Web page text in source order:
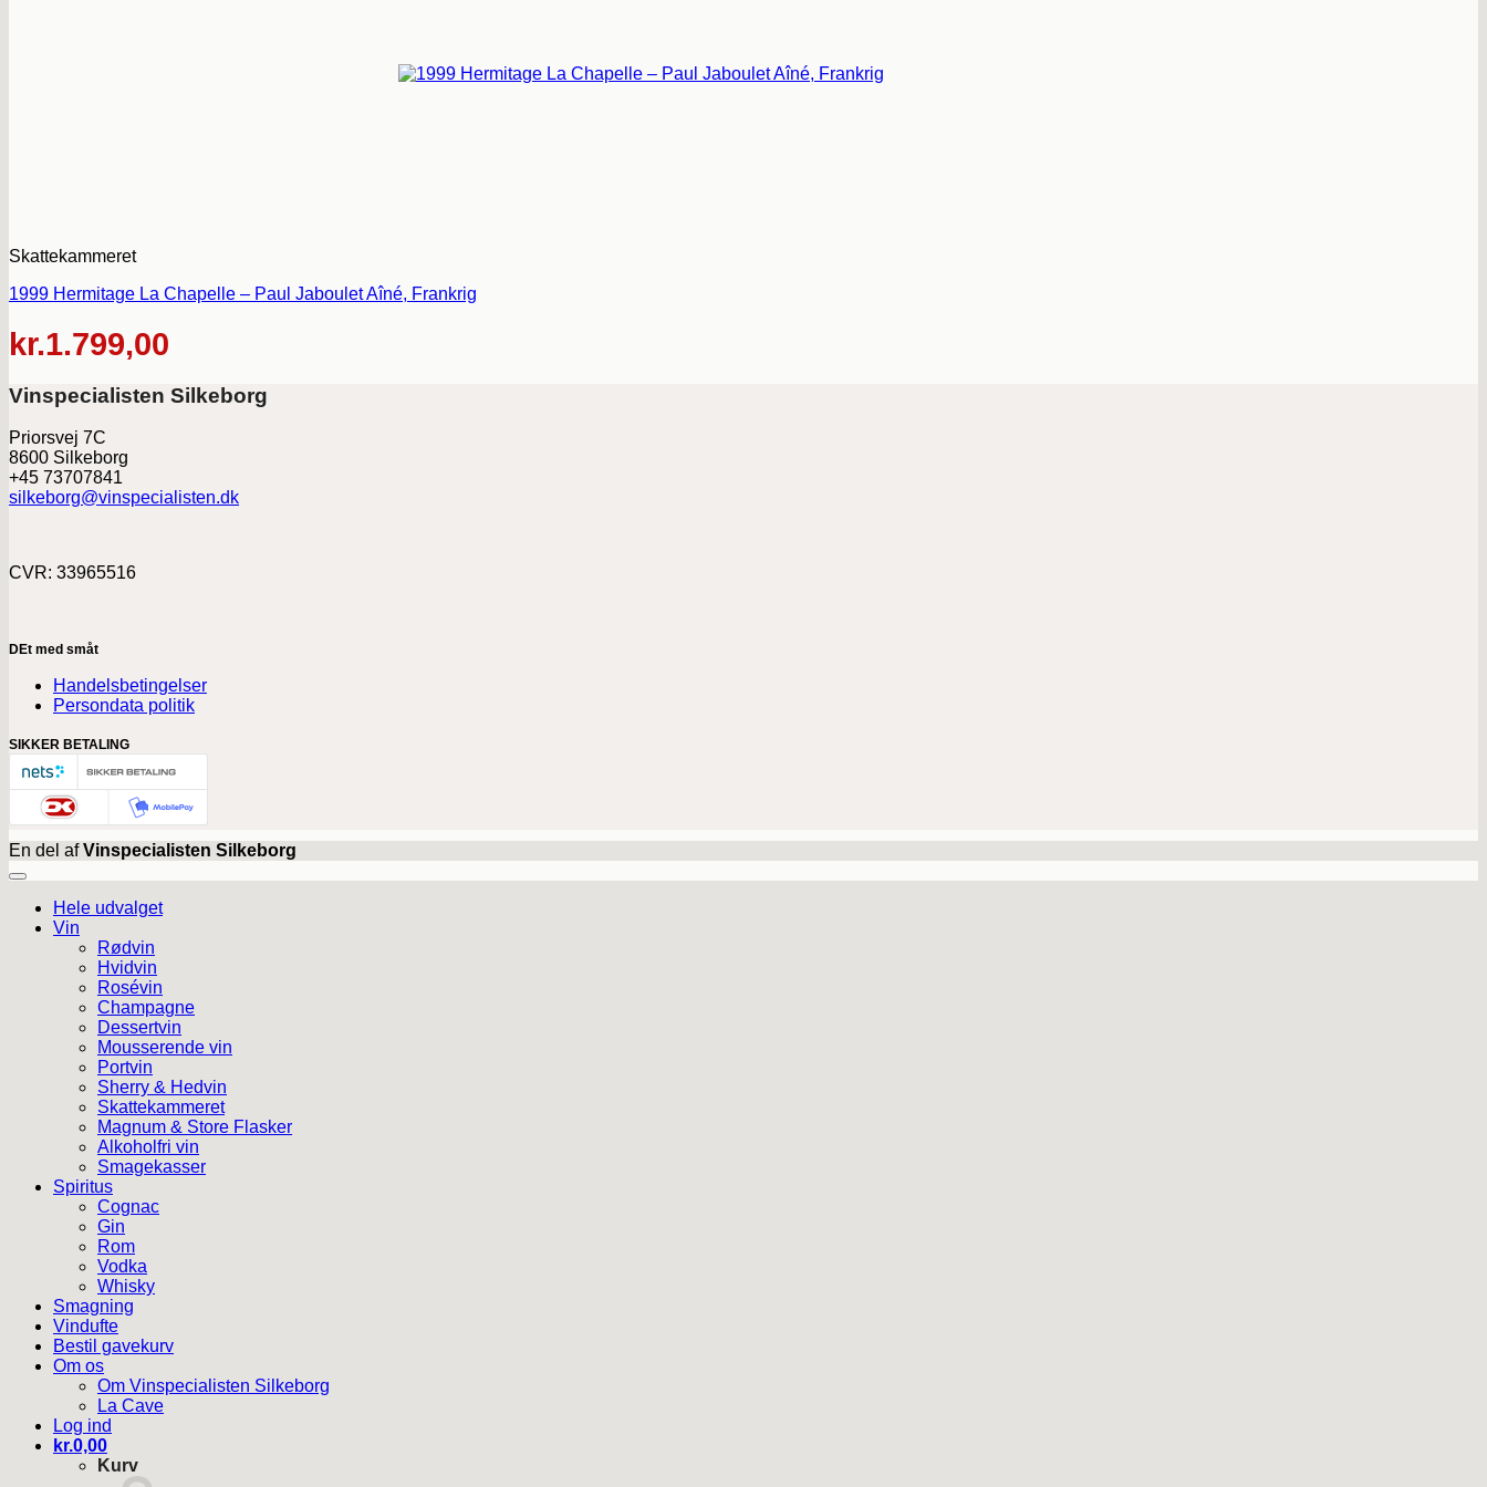
Skattekammeret
1999 Hermitage La Chapelle – Paul Jaboulet Aîné, Frankrig
kr.1.799,00
Vinspecialisten Silkeborg
Priorsvej 7C
8600 Silkeborg
+45 73707841
silkeborg@vinspecialisten.dk
CVR: 33965516
DEt med småt
Handelsbetingelser
Persondata politik
SIKKER BETALING
En del afVinspecialisten Silkeborg
Hele udvalget
Vin
Rødvin
Hvidvin
Rosévin
Champagne
Dessertvin
Mousserende vin
Portvin
Sherry & Hedvin
Skattekammeret
Magnum & Store Flasker
Alkoholfri vin
Smagekasser
Spiritus
Cognac
Gin
Rom
Vodka
Whisky
Smagning
Vindufte
Bestil gavekurv
Om os
Om Vinspecialisten Silkeborg
La Cave
Log ind
kr.0,00
Kurv